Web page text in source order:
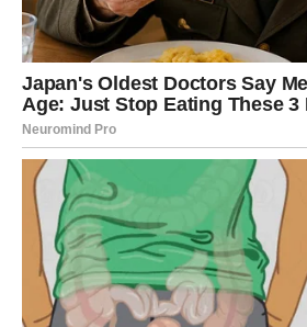
F
Unutrašnje stanje:
fokusa
Jedna od najvećih karmičkih
nedelje jestefokus. Osećaj da više
misao, s ideje na ideju, s osobe na